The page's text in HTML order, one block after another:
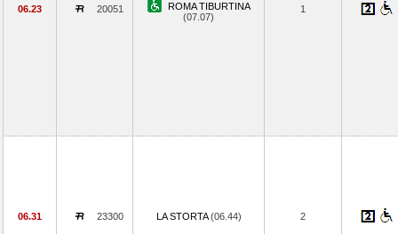
06.23 20051
ROMA TIBURTINA
(07.07)
1
06.31 23300 LA STORTA(06.44) 2